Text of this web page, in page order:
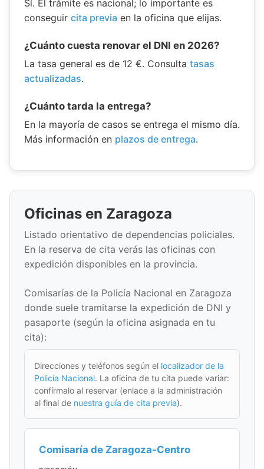
Sí. El trámite es nacional; lo importante es
conseguir cita previa en la oficina que elijas.
¿Cuánto cuesta renovar el DNI en 2026?
La tasa general es de 12 €. Consulta tasas
actualizadas.
¿Cuánto tarda la entrega?
En la mayoría de casos se entrega el mismo día.
Más información en plazos de entrega.
Oficinas en Zaragoza
Listado orientativo de dependencias policiales.
En la reserva de cita verás las oficinas con
expedición disponibles en la provincia.
Comisarías de la Policía Nacional en Zaragoza
donde suele tramitarse la expedición de DNI y
pasaporte (según la oficina asignada en tu
cita):
Direcciones y teléfonos según el localizador de la
Policía Nacional. La oficina de tu cita puede variar:
confírmalo al reservar (enlace a la administración
al final de nuestra guía de cita previa).
Comisaría de Zaragoza-Centro